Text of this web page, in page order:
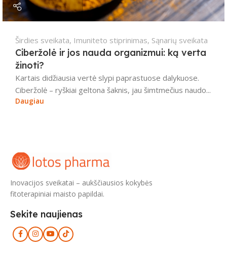
Širdies sveikata, Imuniteto stiprinimas, Sąnarių sveikata
Ciberžolė ir jos nauda organizmui: ką verta
žinoti?
Kartais didžiausia vertė slypi paprastuose dalykuose.
Ciberžolė – ryškiai geltona šaknis, jau šimtmečius naudo...
Daugiau
Inovacijos sveikatai – aukščiausios kokybės
fitoterapiniai maisto papildai.
Sekite naujienas